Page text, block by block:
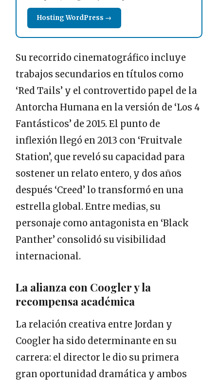
Hosting WordPress →
Su recorrido cinematográfico incluye
trabajos secundarios en títulos como
‘Red Tails’ y el controvertido papel de la
Antorcha Humana en la versión de ‘Los 4
Fantásticos’ de 2015. El punto de
inflexión llegó en 2013 con ‘Fruitvale
Station’, que reveló su capacidad para
sostener un relato entero, y dos años
después ‘Creed’ lo transformó en una
estrella global. Entre medias, su
personaje como antagonista en ‘Black
Panther’ consolidó su visibilidad
internacional.
La alianza con Coogler y la
recompensa académica
La relación creativa entre Jordan y
Coogler ha sido determinante en su
carrera: el director le dio su primera
gran oportunidad dramática y ambos